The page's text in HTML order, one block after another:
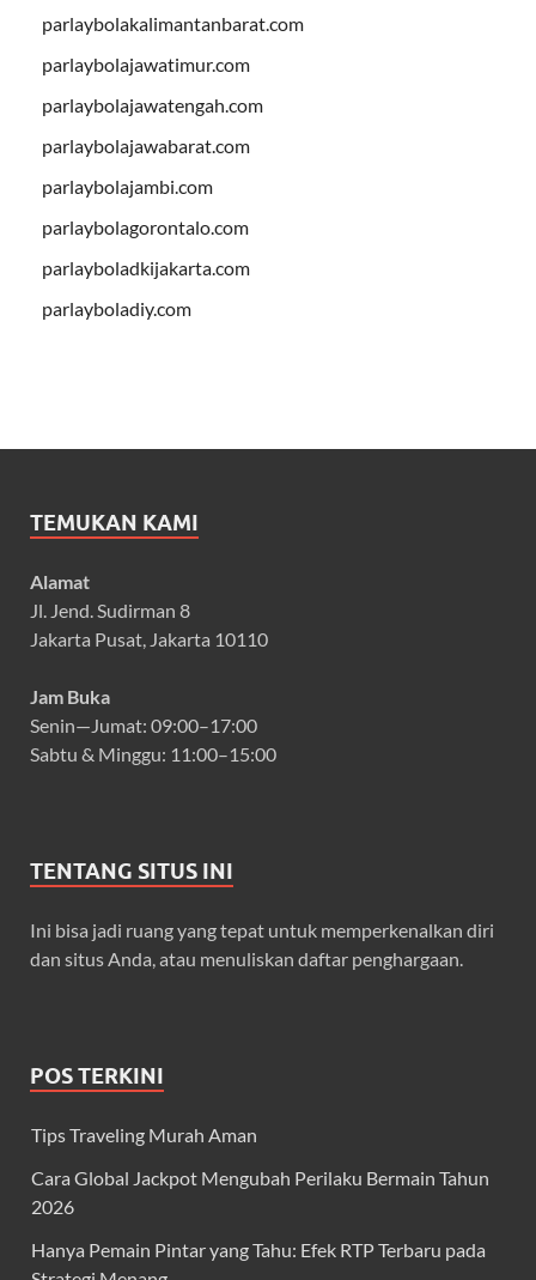
parlaybolakalimantanbarat.com
parlaybolajawatimur.com
parlaybolajawatengah.com
parlaybolajawabarat.com
parlaybolajambi.com
parlaybolagorontalo.com
parlayboladkijakarta.com
parlayboladiy.com
TEMUKAN KAMI
Alamat
Jl. Jend. Sudirman 8
Jakarta Pusat, Jakarta 10110
Jam Buka
Senin—Jumat: 09:00–17:00
Sabtu & Minggu: 11:00–15:00
TENTANG SITUS INI
Ini bisa jadi ruang yang tepat untuk memperkenalkan diri
dan situs Anda, atau menuliskan daftar penghargaan.
POS TERKINI
Tips Traveling Murah Aman
Cara Global Jackpot Mengubah Perilaku Bermain Tahun
2026
Hanya Pemain Pintar yang Tahu: Efek RTP Terbaru pada